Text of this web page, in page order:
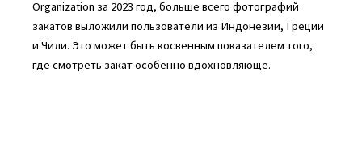
Organization за 2023 год, больше всего фотографий
закатов выложили пользователи из Индонезии, Греции
и Чили. Это может быть косвенным показателем того,
где смотреть закат особенно вдохновляюще.